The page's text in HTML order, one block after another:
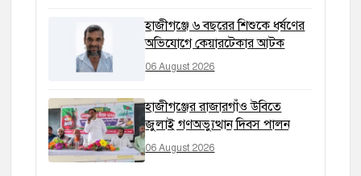
হাজীগঞ্জে ৬ বছরের শিশুকে ধর্ষণের
অভিযোগে কেয়ারটেকার আটক
06 August 2026
হাজীগঞ্জের রাজারগাঁও উবিতে
জুলাই গণঅভ্যুত্থান দিবস পালন
06 August 2026